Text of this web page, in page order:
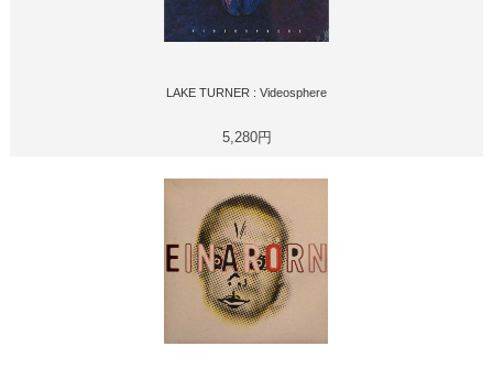
LAKE TURNER : Videosphere
5,280円